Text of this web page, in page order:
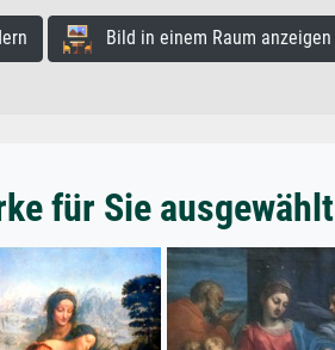
Bild in einem Raum anzeigen
für Sie ausgewählt